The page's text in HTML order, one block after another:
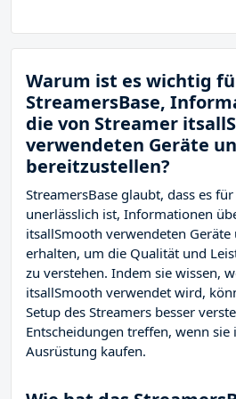
Warum ist es wichtig
StreamersBase,
die von Streamer
verwendeten Geräte
bereitzustellen?
StreamersBase glaubt, dass es
unerlässlich ist, Informationen
itsallSmooth verwendeten Geräte
erhalten, um die Qualität und
zu verstehen. Indem sie wissen,
itsallSmooth verwendet wird,
Setup des Streamers besser
Entscheidungen treffen, wenn sie
Ausrüstung kaufen.